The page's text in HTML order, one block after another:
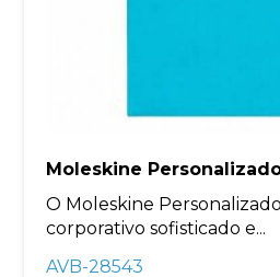
Moleskine
O Moleskine
corporativo sofisticado e...
AVB-28543